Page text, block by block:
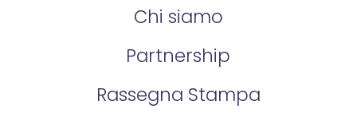
Chi siamo
Partnership
Rassegna Stampa